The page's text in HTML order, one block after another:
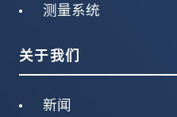
测量系统
关于我们
新闻